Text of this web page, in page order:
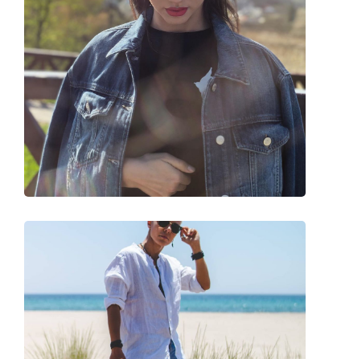
Spol:
Ženske
Kategorija:
Sunčane naočale
Marka:
Calvin Klein
Upotreba:
Moda
Kod:
CK20135S 001 58